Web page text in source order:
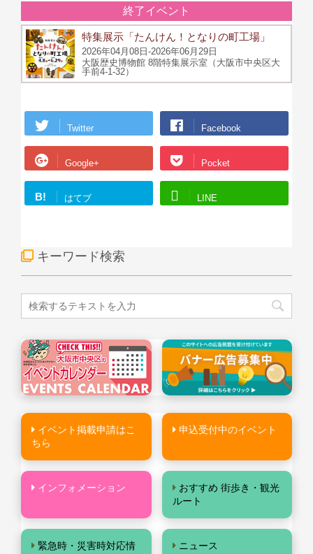
終了イベント
特集展示「たんけん！となりの町工場」
2026年04月08日-2026年06月29日
大阪歴史博物館 8階特集展示室（大阪市中央区大
手前4-1-32）
Twitter Facebook
Google+ Pocket
B! はてブ LINE
キーワード検索
イベント掲載申請はこ
ちら
申込受付中のイベント
インフォメーション
おすすめ 街歩き・観光
ルート
緊急時・災害時対応情
ニュース